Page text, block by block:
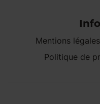
Mentions
Politique de